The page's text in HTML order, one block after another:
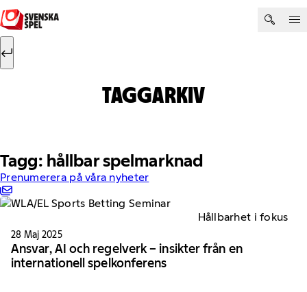
Hoppa till innehåll
Sök efter:
TAGGARKIV
Tagg: hållbar spelmarknad
Prenumerera på våra nyheter
Hållbarhet i fokus
28 Maj 2025
Ansvar, AI och regelverk – insikter från en
internationell spelkonferens